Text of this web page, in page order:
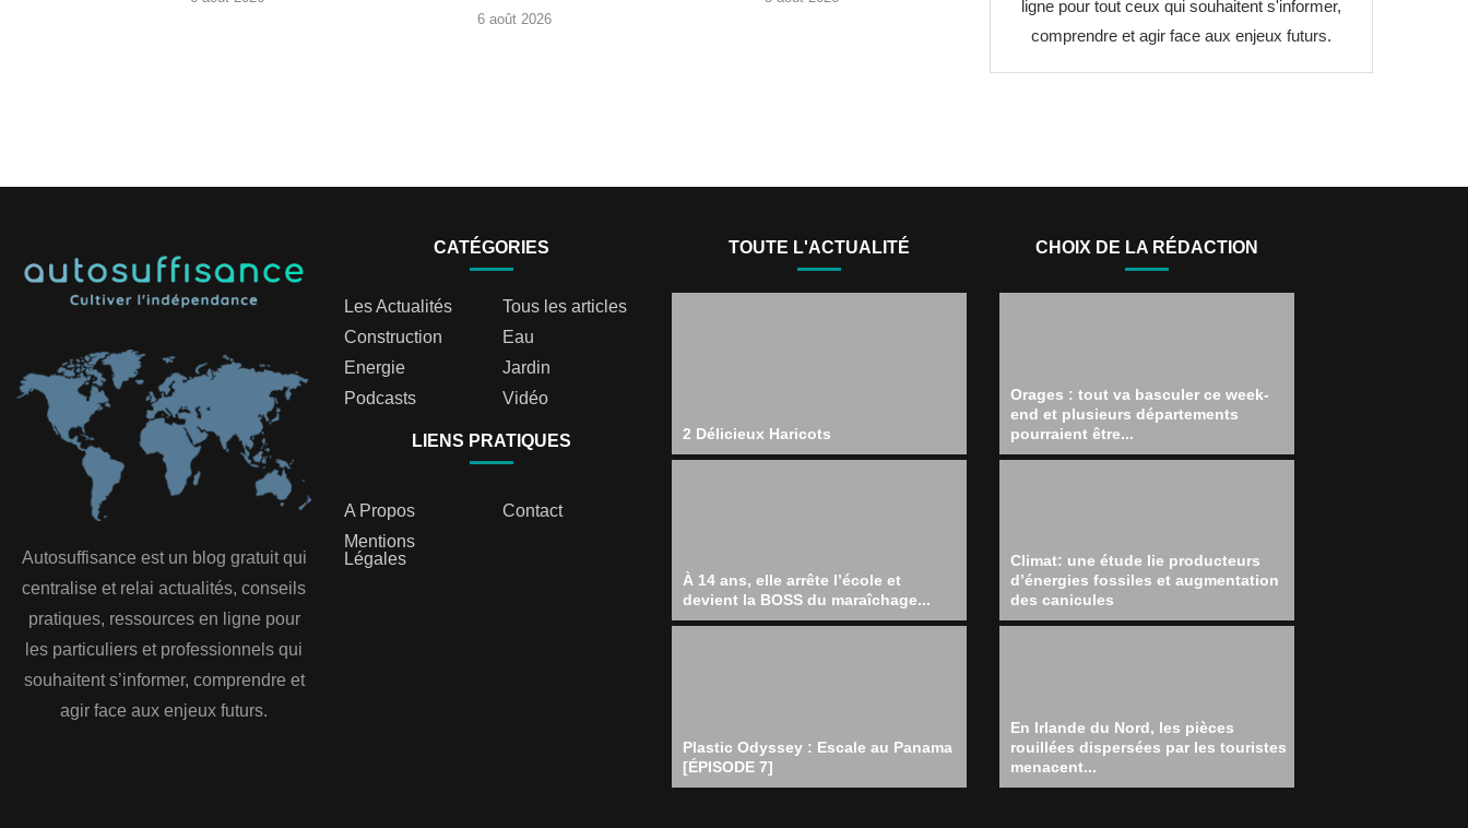
6 août 2026
ligne pour tout ceux qui souhaitent s'informer,
comprendre et agir face aux enjeux futurs.
Autosuffisance est un blog gratuit qui
centralise et relai actualités, conseils
pratiques, ressources en ligne pour
les particuliers et professionnels qui
souhaitent s’informer, comprendre et
agir face aux enjeux futurs.
CATÉGORIES
Les Actualités
Tous les articles
Construction
Eau
Energie
Jardin
Podcasts
Vidéo
LIENS PRATIQUES
A Propos
Contact
Mentions
Légales
TOUTE L'ACTUALITÉ
2 Délicieux Haricots
À 14 ans, elle arrête l’école et
devient la BOSS du maraîchage...
Plastic Odyssey : Escale au Panama
[ÉPISODE 7]
CHOIX DE LA RÉDACTION
Orages : tout va basculer ce week-
end et plusieurs départements
pourraient être...
Climat: une étude lie producteurs
d’énergies fossiles et augmentation
des canicules
En Irlande du Nord, les pièces
rouillées dispersées par les touristes
menacent...